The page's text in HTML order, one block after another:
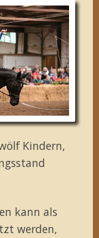
Kindern,
kann als
werden,